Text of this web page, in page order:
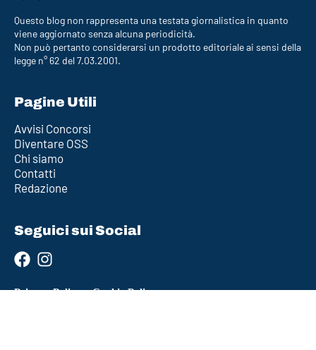
Questo blog non rappresenta una testata giornalistica in quanto
viene aggiornato senza alcuna periodicità.
Non può pertanto considerarsi un prodotto editoriale ai sensi della
legge n° 62 del 7.03.2001.
Pagine Utili
Avvisi Concorsi
Diventare OSS
Chi siamo
Contatti
Redazione
Seguici sui Social
Privacy Policy–Cookie Policy